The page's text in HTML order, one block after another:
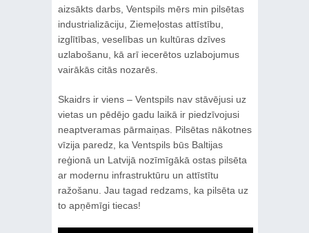
aizsākts darbs, Ventspils mērs min pilsētas
industrializāciju, Ziemeļostas attīstību,
izglītības, veselības un kultūras dzīves
uzlabošanu, kā arī iecerētos uzlabojumus
vairākās citās nozarēs.
Skaidrs ir viens – Ventspils nav stāvējusi uz
vietas un pēdējo gadu laikā ir piedzīvojusi
neaptveramas pārmaiņas. Pilsētas nākotnes
vīzija paredz, ka Ventspils būs Baltijas
reģionā un Latvijā nozīmīgākā ostas pilsēta
ar modernu infrastruktūru un attīstītu
ražošanu. Jau tagad redzams, ka pilsēta uz
to apņēmīgi tiecas!